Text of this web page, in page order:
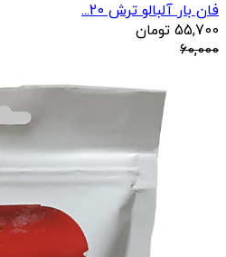
فان بار آلبالو ترش 20...
55,700 تومان
60,000